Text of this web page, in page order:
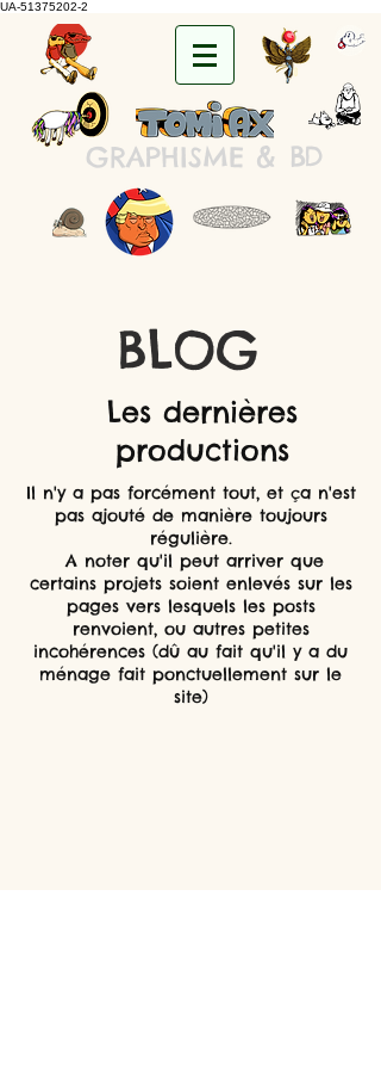
UA-51375202-2
GRAPHISME & BD
BLOG
Les dernières
productions
Il n'y a pas forcément tout, et ça n'est
pas ajouté de manière toujours
régulière.
A noter qu'il peut arriver que
certains projets soient enlevés sur les
pages vers lesquels les posts
renvoient, ou autres petites
incohérences (dû au fait qu'il y a du
ménage fait ponctuellement sur le
site)